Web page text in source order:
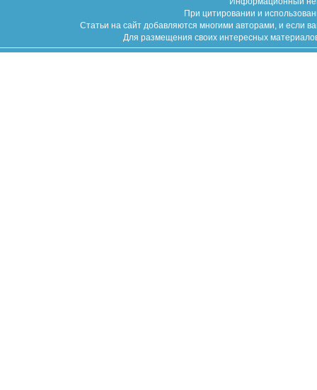
При цитировании и
Статьи на сайт добавляются многими авторами, и если
Для размещения своих интересных